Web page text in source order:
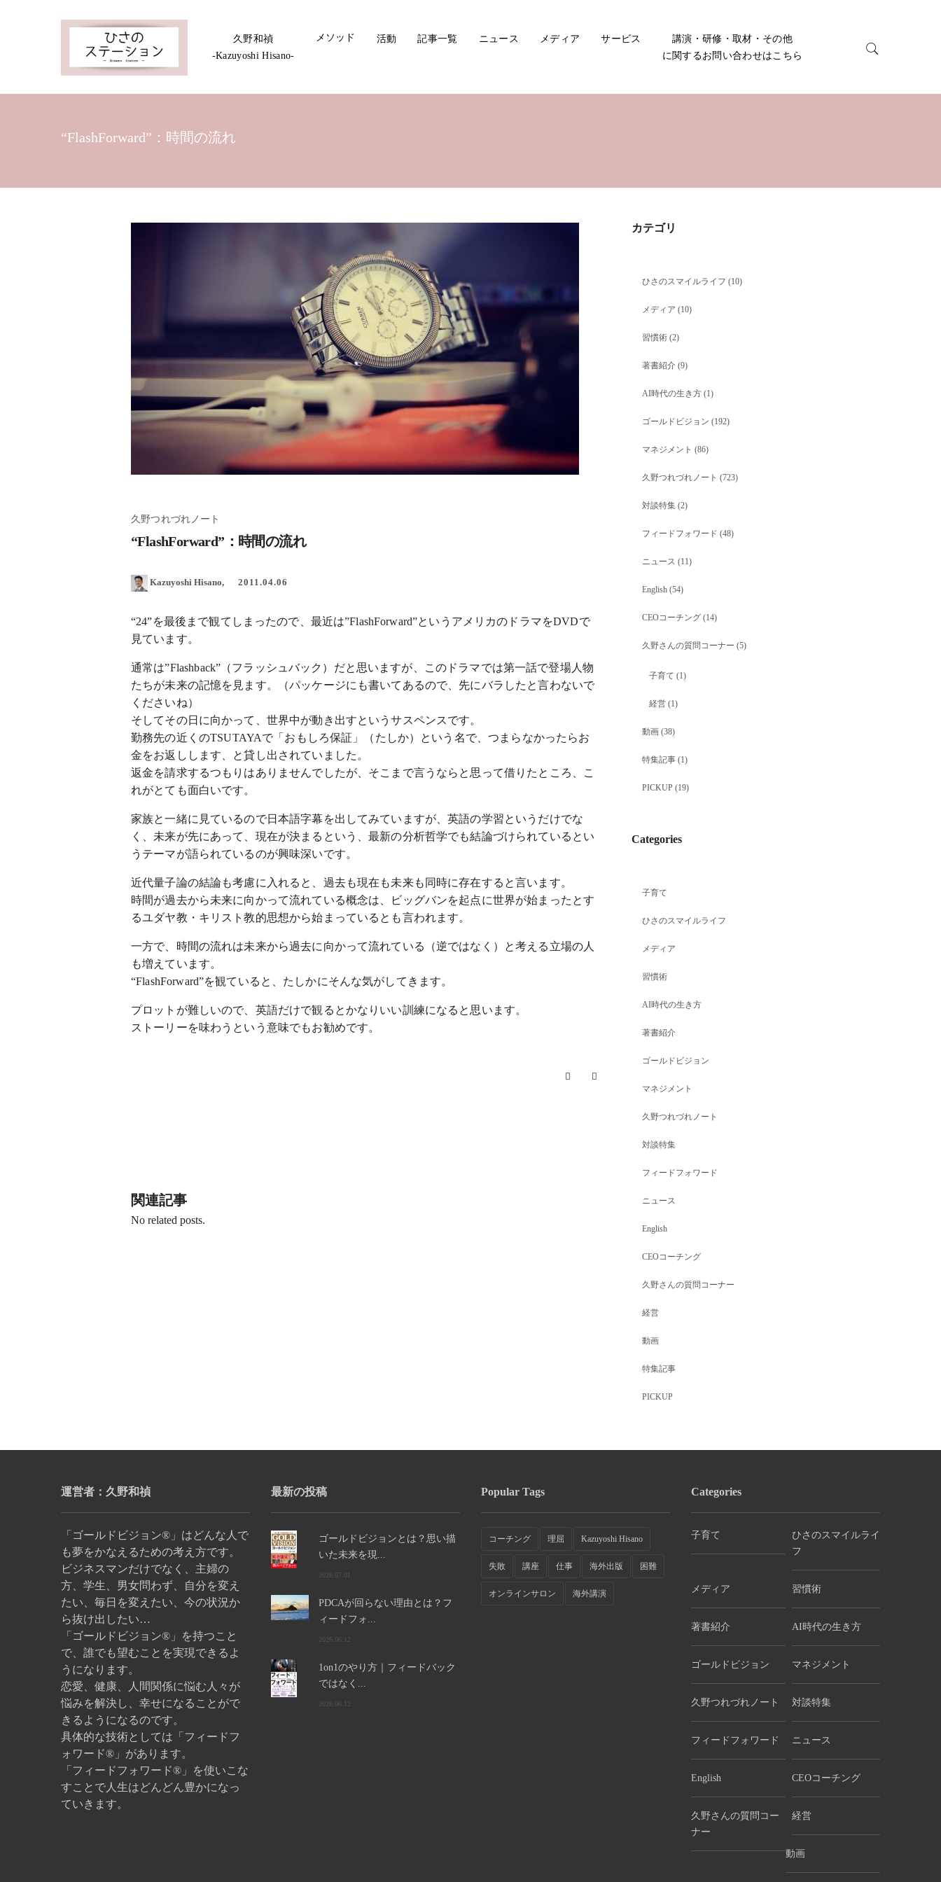
久野和禎
-Kazuyoshi Hisano-
メソッド 活動 記事一覧 ニュース メディア サービス
講演・研修・取材・その他
に関するお問い合わせはこちら
“FlashForward”：時間の流れ
久野つれづれノート
“FlashForward”：時間の流れ
Kazuyoshi Hisano 2011.04.06
“24”を最後まで観てしまったので、最近は”FlashForward”というアメリカのドラマをDVDで
見ています。
通常は”Flashback”（フラッシュバック）だと思いますが、このドラマでは第一話で登場人物
たちが未来の記憶を見ます。（パッケージにも書いてあるので、先にバラしたと言わないで
くださいね）
そしてその日に向かって、世界中が動き出すというサスペンスです。
勤務先の近くのTSUTAYAで「おもしろ保証」（たしか）という名で、つまらなかったらお
金をお返しします、と貸し出されていました。
返金を請求するつもりはありませんでしたが、そこまで言うならと思って借りたところ、こ
れがとても面白いです。
家族と一緒に見ているので日本語字幕を出してみていますが、英語の学習というだけでな
く、未来が先にあって、現在が決まるという、最新の分析哲学でも結論づけられているとい
うテーマが語られているのが興味深いです。
近代量子論の結論も考慮に入れると、過去も現在も未来も同時に存在すると言います。
時間が過去から未来に向かって流れている概念は、ビッグバンを起点に世界が始まったとす
るユダヤ教・キリスト教的思想から始まっているとも言われます。
一方で、時間の流れは未来から過去に向かって流れている（逆ではなく）と考える立場の人
も増えています。
“FlashForward”を観ていると、たしかにそんな気がしてきます。
プロットが難しいので、英語だけで観るとかなりいい訓練になると思います。
ストーリーを味わうという意味でもお勧めです。
関連記事
No related posts.
カテゴリ
ひさのスマイルライフ (10)
メディア (10)
習慣術 (2)
著書紹介 (9)
AI時代の生き方 (1)
ゴールドビジョン (192)
マネジメント (86)
久野つれづれノート (723)
対談特集 (2)
フィードフォワード (48)
ニュース (11)
English (54)
CEOコーチング (14)
久野さんの質問コーナー (5)
子育て (1)
経営 (1)
動画 (38)
特集記事 (1)
PICKUP (19)
Categories
子育て
ひさのスマイルライフ
メディア
習慣術
AI時代の生き方
著書紹介
ゴールドビジョン
マネジメント
久野つれづれノート
対談特集
フィードフォワード
ニュース
English
CEOコーチング
久野さんの質問コーナー
経営
動画
特集記事
PICKUP
運営者：久野和禎
「ゴールドビジョン®」はどんな人で
も夢をかなえるための考え方です。
ビジネスマンだけでなく、主婦の
方、学生、男女問わず、自分を変え
たい、毎日を変えたい、今の状況か
ら抜け出したい…
「ゴールドビジョン®」を持つこと
で、誰でも望むことを実現できるよ
うになります。
恋愛、健康、人間関係に悩む人々が
悩みを解決し、幸せになることがで
きるようになるのです。
具体的な技術としては「フィードフ
ォワード®」があります。
「フィードフォワード®」を使いこな
すことで人生はどんどん豊かになっ
ていきます。
最新の投稿
ゴールドビジョンとは？思い描
いた未来を現...
2026.07.01
PDCAが回らない理由とは？フ
ィードフォ...
2026.06.12
1on1のやり方｜フィードバック
ではなく...
2026.06.12
Popular Tags
コーチング 理屈 Kazuyoshi Hisano
失敗 講座 仕事 海外出版 困難
オンラインサロン 海外講演
Categories
子育て
ひさのスマイルライ
フ
メディア 習慣術
著書紹介 AI時代の生き方
ゴールドビジョン マネジメント
久野つれづれノート 対談特集
フィードフォワード ニュース
English CEOコーチング
久野さんの質問コー
ナー
経営
動画